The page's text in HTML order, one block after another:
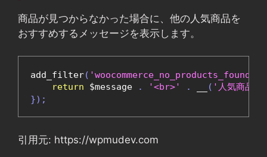
商品が見つからなかった場合に、他の人気商品を
おすすめするメッセージを表示します。
add_filter( 'woocommerce_no_products_found'
return $message . '<br>' . ( '人気商品を
});
引用元: https://wpmudev.com